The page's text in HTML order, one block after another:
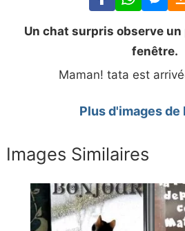
Un chat surpris observe un
fenêtre.
Maman! tata est
Plus d'images de
Images Similaires